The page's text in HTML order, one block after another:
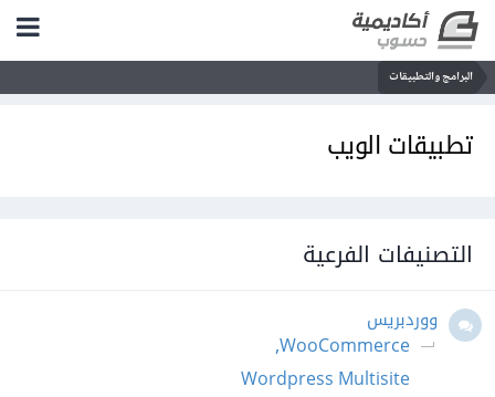
البرامج والتطبيقات
تطبيقات الويب
التصنيفات الفرعية
ووردبريس
WooCommerce
Wordpress Multisite